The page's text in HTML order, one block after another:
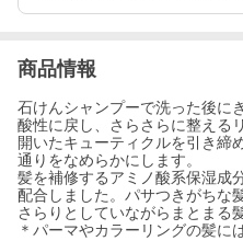
商品情報
石けんシャンプーで洗った後に
酸性に戻し、さらさらに整える
開いたキューティクルを引き締
通りをなめらかにします。
髪を補修するアミノ酸系保湿成
配合しました。パサつきがちな
さらりとしていながらまとまる
＊パーマやカラーリングの髪に